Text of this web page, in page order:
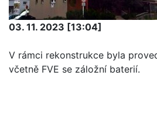
03. 11. 2023 [13:04]
V rámci rekonstrukce byla
včetně FVE se záložní baterií.